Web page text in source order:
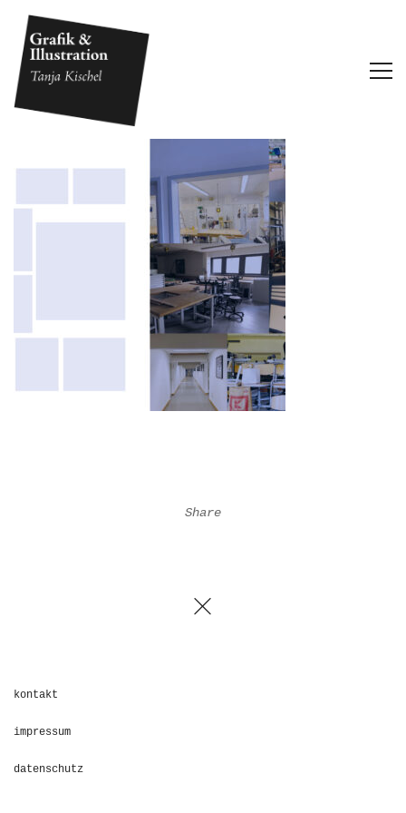
Share
kontakt
impressum
datenschutz